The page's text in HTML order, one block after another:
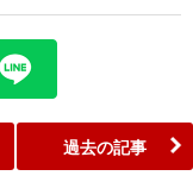
過去の記事